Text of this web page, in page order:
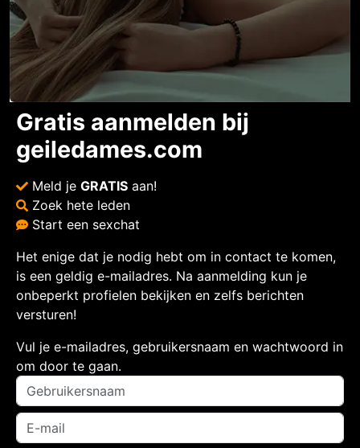
Gratis aanmelden bij
geiledames.com
Meld je GRATIS aan!
Zoek hete leden
Start een sexchat
Het enige dat je nodig hebt om in contact te komen,
is een geldig e-mailadres. Na aanmelding kun je
onbeperkt profielen bekijken en zelfs berichten
versturen!
Vul je e-mailadres, gebruikersnaam en wachtwoord in
om door te gaan.